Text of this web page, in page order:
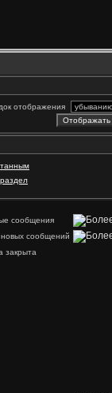
отображения
сообщения
сообщений
закрыта